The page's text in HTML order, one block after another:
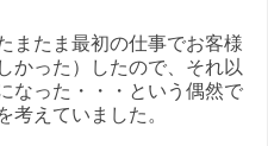
またま最初の仕事でお客様
かった）したので、それ以
なった・・・という偶然で
考えていました。